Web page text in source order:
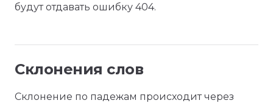
будут отдавать ошибку 404.
Склонения слов
Склонение по падежам происходит через